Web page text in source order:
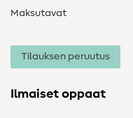
Maksutavat
Tilauksen peruutus
Ilmaiset oppaat